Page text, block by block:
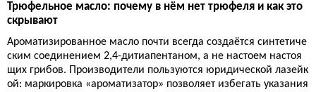
Трюфельное масло: почему в нём нет трюфеля и как это
скрывают
Ароматизированное масло почти всегда создаётся синтетиче
ским соединением 2,4-дитиапентаном, а не настоем настоя
щих грибов. Производители пользуются юридической лазейк
ой: маркировка «ароматизатор» позволяет избегать указания